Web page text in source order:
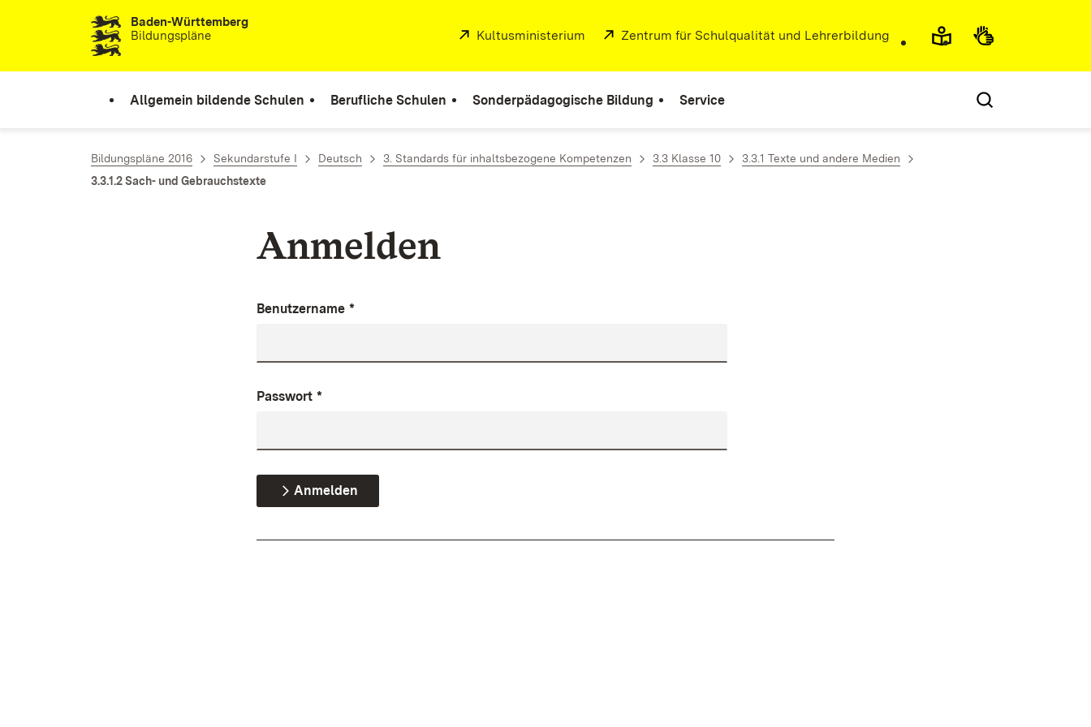
Zum Inhalt springenBaden-Württemberg
Bildungspläne
Extern:
Kultusministerium (Öffnet in neuem Fenster)
Extern:
Zentrum für Schulqualität und Lehrerbildung
Allgemein bildende Schulen Berufliche Schulen Sonderpädagogische Bildung Service
Bildungspläne 2016 Sekundarstufe I Deutsch 3. Standards für inhaltsbezogene Kompetenzen 3.3 Klasse 10
3.3.1 Texte und andere Medien
3.3.1.2 Sach- und Gebrauchstexte
Anmelden
Benutzername *
Passwort *
Anmelden